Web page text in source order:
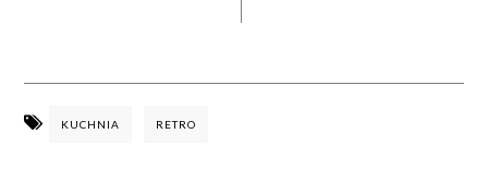
KUCHNIA RETRO